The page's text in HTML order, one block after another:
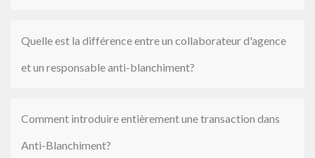
Quelle est la différence entre un collaborateur d'agence
et un responsable anti-blanchiment?
Comment introduire entièrement une transaction dans
Anti-Blanchiment?